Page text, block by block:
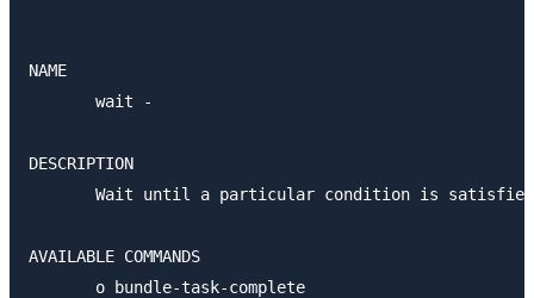
NAME
       wait -
DESCRIPTION
Wait until a particular condition is
AVAILABLE COMMANDS
       o bundle-task-complete